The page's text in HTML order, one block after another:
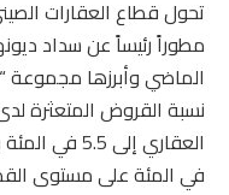
مطوراً رئيساً عن سداد
الماضي وأبرزها مجموعة
نسبة القروض المتعثرة
في المئة على مستوى